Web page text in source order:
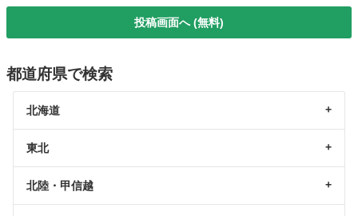
投稿画面へ (無料)
都道府県で検索
北海道
東北
北陸・甲信越